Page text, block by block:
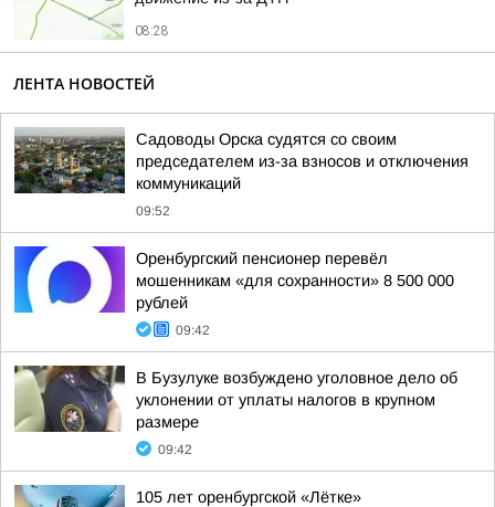
08:28
ЛЕНТА НОВОСТЕЙ
Садоводы Орска судятся со своим
председателем из-за взносов и отключения
коммуникаций
09:52
Оренбургский пенсионер перевёл
мошенникам «для сохранности» 8 500 000
рублей
09:42
В Бузулуке возбуждено уголовное дело об
уклонении от уплаты налогов в крупном
размере
09:42
105 лет оренбургской «Лётке»